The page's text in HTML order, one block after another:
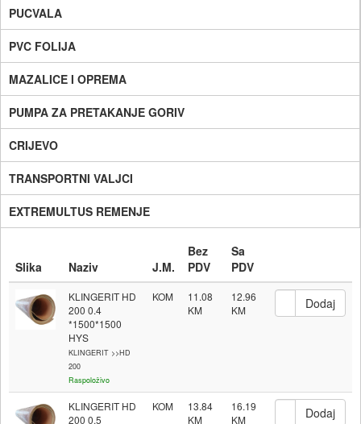
PUCVALA
PVC FOLIJA
MAZALICE I OPREMA
PUMPA ZA PRETAKANJE GORIV
CRIJEVO
TRANSPORTNI VALJCI
EXTREMULTUS REMENJE
Slika Naziv J.M.
Bez
PDV
Sa
PDV
KLINGERIT HD
200 0.4
*1500*1500
HYS
KLINGERIT >>HD
200
Raspoloživo
KOM 11.08 12.96
KLINGERIT HD
200 0.5
KOM 13.84 16.19